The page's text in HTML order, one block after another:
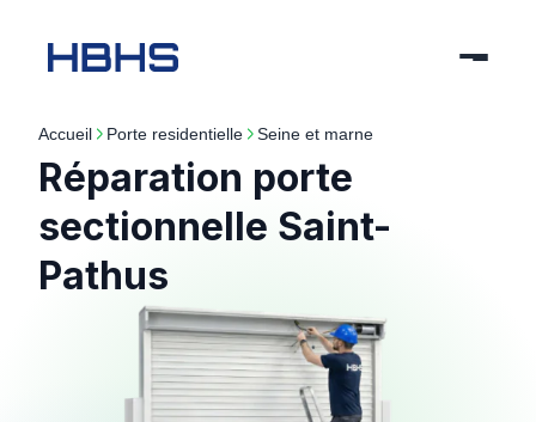
Accueil porte residentielle seine et marne
Réparation porte
sectionnelle Saint-
Pathus